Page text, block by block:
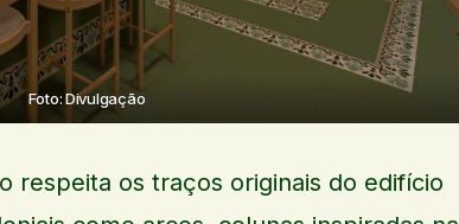
Foto: Divulgação
respeita os traços originais do edifício